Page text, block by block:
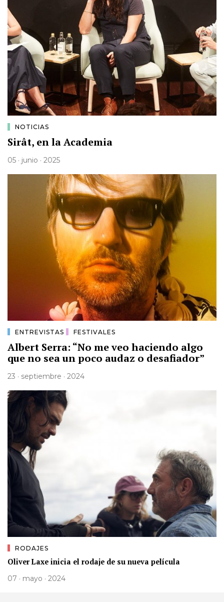
NOTICIAS
Sirât, en la Academia
05 · junio · 2025
ENTREVISTAS FESTIVALES
Albert Serra: “No me veo haciendo algo
que no sea un poco audaz o desafiador”
23 · septiembre · 2024
RODAJES
Oliver Laxe inicia el rodaje de su nueva película
07 · mayo · 2024